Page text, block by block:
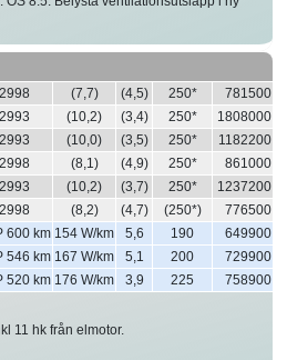
(7,7) (4,5) 250*
781500
(10,2) (3,4) 250*
1808000
(10,0) (3,5) 250*
1182200
(8,1) (4,9) 250*
861000
(10,2) (3,7) 250*
1237200
(8,2) (4,7) (250*)
776500
600 km 154 W/km 5,6 190
649900
546 km 167 W/km 5,1 200
729900
520 km 176 W/km 3,9 225
758900
11 hk från elmotor.